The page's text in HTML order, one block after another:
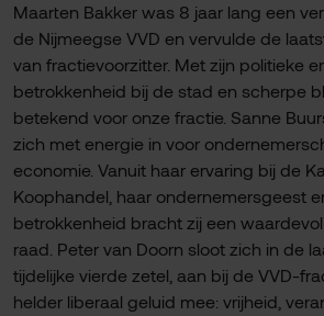
Maarten Bakker was 8 jaar lang een
de Nijmeegse VVD en vervulde de
van fractievoorzitter. Met zijn politieke
betrokkenheid bij de stad en scherpe
betekend voor onze fractie. Sanne
zich met energie in voor
economie. Vanuit haar ervaring bij de
Koophandel, haar ondernemersgeest
betrokkenheid bracht zij een
raad. Peter van Doorn sloot zich in de
tijdelijke vierde zetel, aan bij de VVD-
helder liberaal geluid mee: vrijheid,